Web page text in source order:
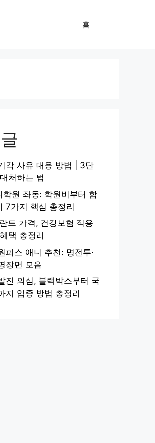
홈
각 사유 대응 방법 | 3단
처하는 법
학원 좌동: 학원비부터 합
7가지 핵심 총정리
트 가격, 건강보험 적용
택 총정리
피스 애니 추천: 명전투·
장면 모음
진 의심, 블랙박스부터 국
지 입증 방법 총정리